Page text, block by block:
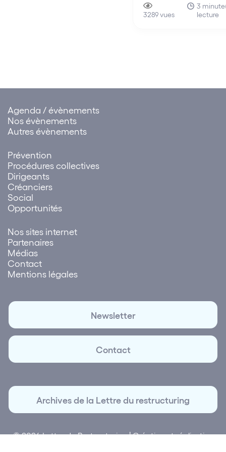
qui répare le préjudice
résultant pour les
3289 vues
3
lecture
Agenda / évènements
Nos évènements
Autres évènements
Prévention
Procédures collectives
Dirigeants
Créanciers
Social
Opportunités
Nos sites internet
Partenaires
Médias
Contact
Mentions légales
Newsletter
Contact
Archives de la Lettre du restructuring
© 2026 Lettre du Restructuring | Création et réalisation